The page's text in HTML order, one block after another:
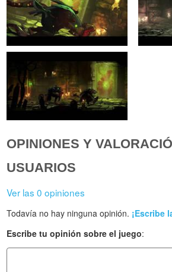
OPINIONES Y
USUARIOS
Ver las 0 opiniones
Todavía no hay ninguna opinión. ¡Escribe
Escribe tu opinión sobre el juego: